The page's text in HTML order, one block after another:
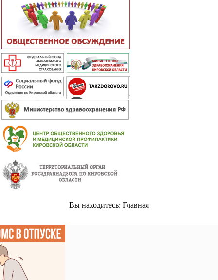
Вы находитесь: Главная